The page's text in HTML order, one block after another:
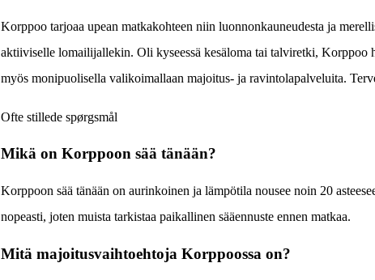
Korppoo tarjoaa upean matkakohteen niin luonnonkauneudesta ja
aktiiviselle lomailijallekin. Oli kyseessä kesäloma tai talviretki, Korppoo
myös monipuolisella valikoimallaan majoitus- ja ravintolapalveluita.
Ofte stillede spørgsmål
Mikä on Korppoon sää tänään?
Korppoon sää tänään on aurinkoinen ja lämpötila nousee noin 20
nopeasti, joten muista tarkistaa paikallinen sääennuste ennen matkaa.
Mitä majoitusvaihtoehtoja Korppoossa on?